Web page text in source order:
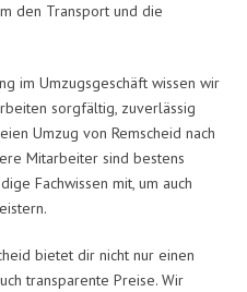
den Transport und die
im Umzugsgeschäft wissen wir
sorgfältig, zuverlässig
Umzug von Remscheid nach
Mitarbeiter sind bestens
Fachwissen mit, um auch
bietet dir nicht nur einen
transparente Preise. Wir